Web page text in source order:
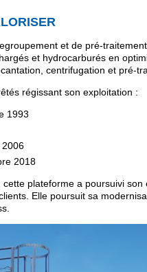
et de pré-
et hydrocarburés en
centrifugation et pré-
régissant son exploitation :
1993
2006
2018
plateforme a poursuivi son
Elle poursuit sa